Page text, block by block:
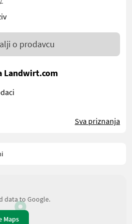
o prodavcu
Landwirt.com
Sva priznanja
data to Google.
Maps